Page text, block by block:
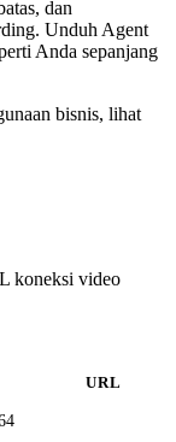
dan
Unduh Agent
Anda sepanjang
bisnis, lihat
koneksi video
URL